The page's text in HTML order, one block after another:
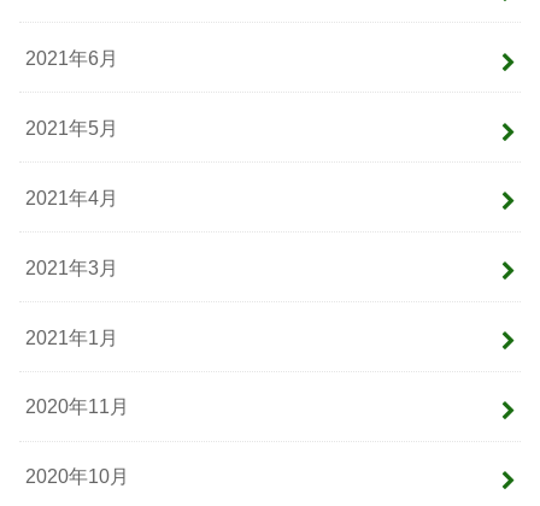
2021年6月
2021年5月
2021年4月
2021年3月
2021年1月
2020年11月
2020年10月